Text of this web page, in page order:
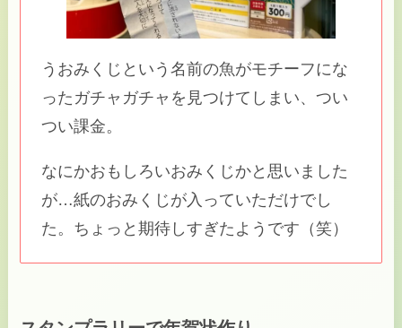
うおみくじという名前の魚がモチーフにな
ったガチャガチャを見つけてしまい、つい
つい課金。
なにかおもしろいおみくじかと思いました
が…紙のおみくじが入っていただけでし
た。ちょっと期待しすぎたようです（笑）